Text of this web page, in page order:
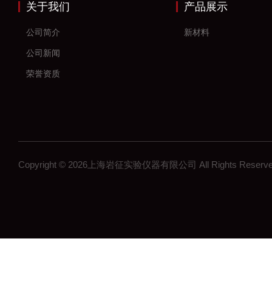
关于我们
公司简介
公司新闻
荣誉资质
产品展示
新材料
Copyright © 2026上海岩征实验仪器有限公司 All Rights